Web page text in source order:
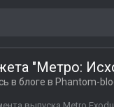
"Метро:
в блоге в Phantom-